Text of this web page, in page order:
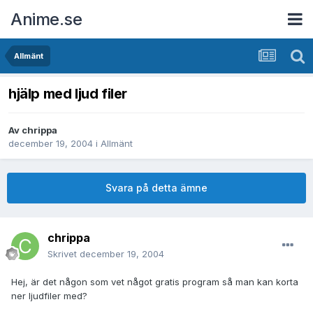
Anime.se
Allmänt
hjälp med ljud filer
Av chrippa
december 19, 2004 i Allmänt
Svara på detta ämne
chrippa
Skrivet december 19, 2004
Hej, är det någon som vet något gratis program så man kan korta
ner ljudfiler med?